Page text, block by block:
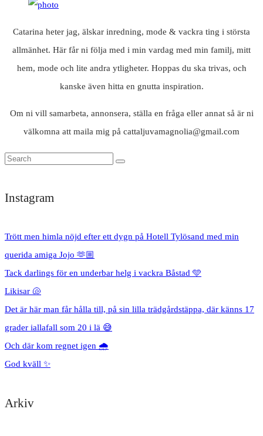
Catarina heter jag, älskar inredning, mode & vackra ting i största
allmänhet. Här får ni följa med i min vardag med min familj, mitt
hem, mode och lite andra ytligheter. Hoppas du ska trivas, och
kanske även hitta en gnutta inspiration.
Om ni vill samarbeta, annonsera, ställa en fråga eller annat så är ni
välkomna att maila mig på cattaljuvamagnolia@gmail.com
Instagram
Trött men himla nöjd efter ett dygn på Hotell Tylösand med min
querida amiga Jojo 🫶🏼
Tack darlings för en underbar helg i vackra Båstad 🩵
Likisar 🐚
Det är här man får hålla till, på sin lilla trädgårdstäppa, där känns 17
grader iallafall som 20 i lä 😅
Och där kom regnet igen 🌧️
God kväll ✨
Arkiv